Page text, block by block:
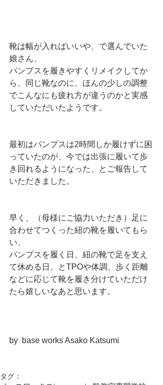
靴は幅が入ればいいや、で選んでいた
娘さん、
パンプスを履きやすくリメイクしてか
ら、同じ靴なのに、ほんの少しの調整
でこんなにも疲れ方が違うのかと実感
していただいたようです。
最初はパンプスは2時間しか履けずに困
っていたのが、今では出張に履いて歩
き回れるようになった、とご報告して
いただきました。
早く、（母様にご協力いただき）足に
合わせてつくった紐の靴を履いてもら
い、
パンプスを履く日、紐の靴で足を支え
て休める日、とTPOや体調、歩く距離
などに応じて靴を履き分けていただけ
たら嬉しいなあと思います。
by  base works Asako Katsumi
タグ：